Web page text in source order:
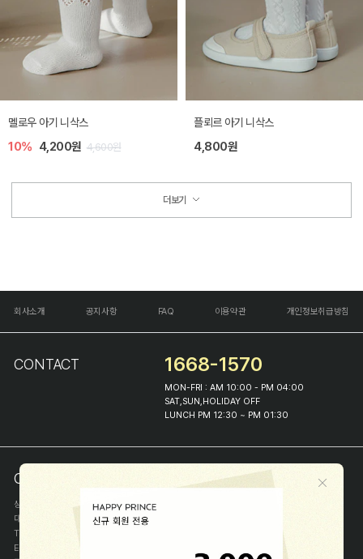
멜로우 아기 니삭스
10% 4,200원 4,600원
플뢰르 아기 니삭스
4,800원
더보기
회사소개 공지사항 FAQ 이용약관 개인정보취급방침
CONTACT 1668-1570
MON-FRI : AM 10:00 - PM 04:00
SAT,SUN,HOLIDAY OFF
LUNCH PM 12:30 ~ PM 01:30
COMPANY INFO
상호
(주)해피프린스
대표
이화진
TEL
E-MAIL